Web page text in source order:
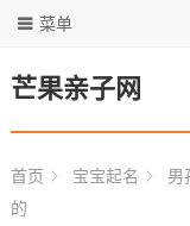
芒果亲子网
菜单
首页 宝宝起名 男
的